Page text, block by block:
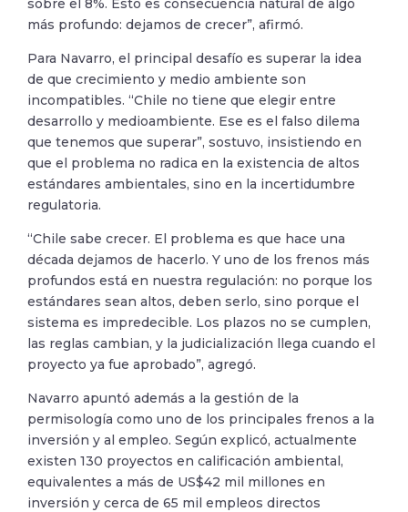
sobre el 8%. Esto es consecuencia natural de algo
más profundo: dejamos de crecer”, afirmó.
Para Navarro, el principal desafío es superar la idea
de que crecimiento y medio ambiente son
incompatibles. “Chile no tiene que elegir entre
desarrollo y medioambiente. Ese es el falso dilema
que tenemos que superar”, sostuvo, insistiendo en
que el problema no radica en la existencia de altos
estándares ambientales, sino en la incertidumbre
regulatoria.
“Chile sabe crecer. El problema es que hace una
década dejamos de hacerlo. Y uno de los frenos más
profundos está en nuestra regulación: no porque los
estándares sean altos, deben serlo, sino porque el
sistema es impredecible. Los plazos no se cumplen,
las reglas cambian, y la judicialización llega cuando el
proyecto ya fue aprobado”, agregó.
Navarro apuntó además a la gestión de la
permisología como uno de los principales frenos a la
inversión y al empleo. Según explicó, actualmente
existen 130 proyectos en calificación ambiental,
equivalentes a más de US$42 mil millones en
inversión y cerca de 65 mil empleos directos